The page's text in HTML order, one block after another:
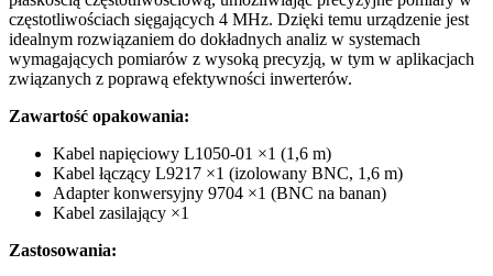
częstotliwościach sięgających 4 MHz. Dzięki temu urządzenie jest
idealnym rozwiązaniem do dokładnych analiz w systemach
wymagających pomiarów z wysoką precyzją, w tym w aplikacjach
związanych z poprawą efektywności inwerterów.
Zawartość opakowania:
Kabel napięciowy L1050-01 ×1 (1,6 m)
Kabel łączący L9217 ×1 (izolowany BNC, 1,6 m)
Adapter konwersyjny 9704 ×1 (BNC na banan)
Kabel zasilający ×1
Zastosowania: